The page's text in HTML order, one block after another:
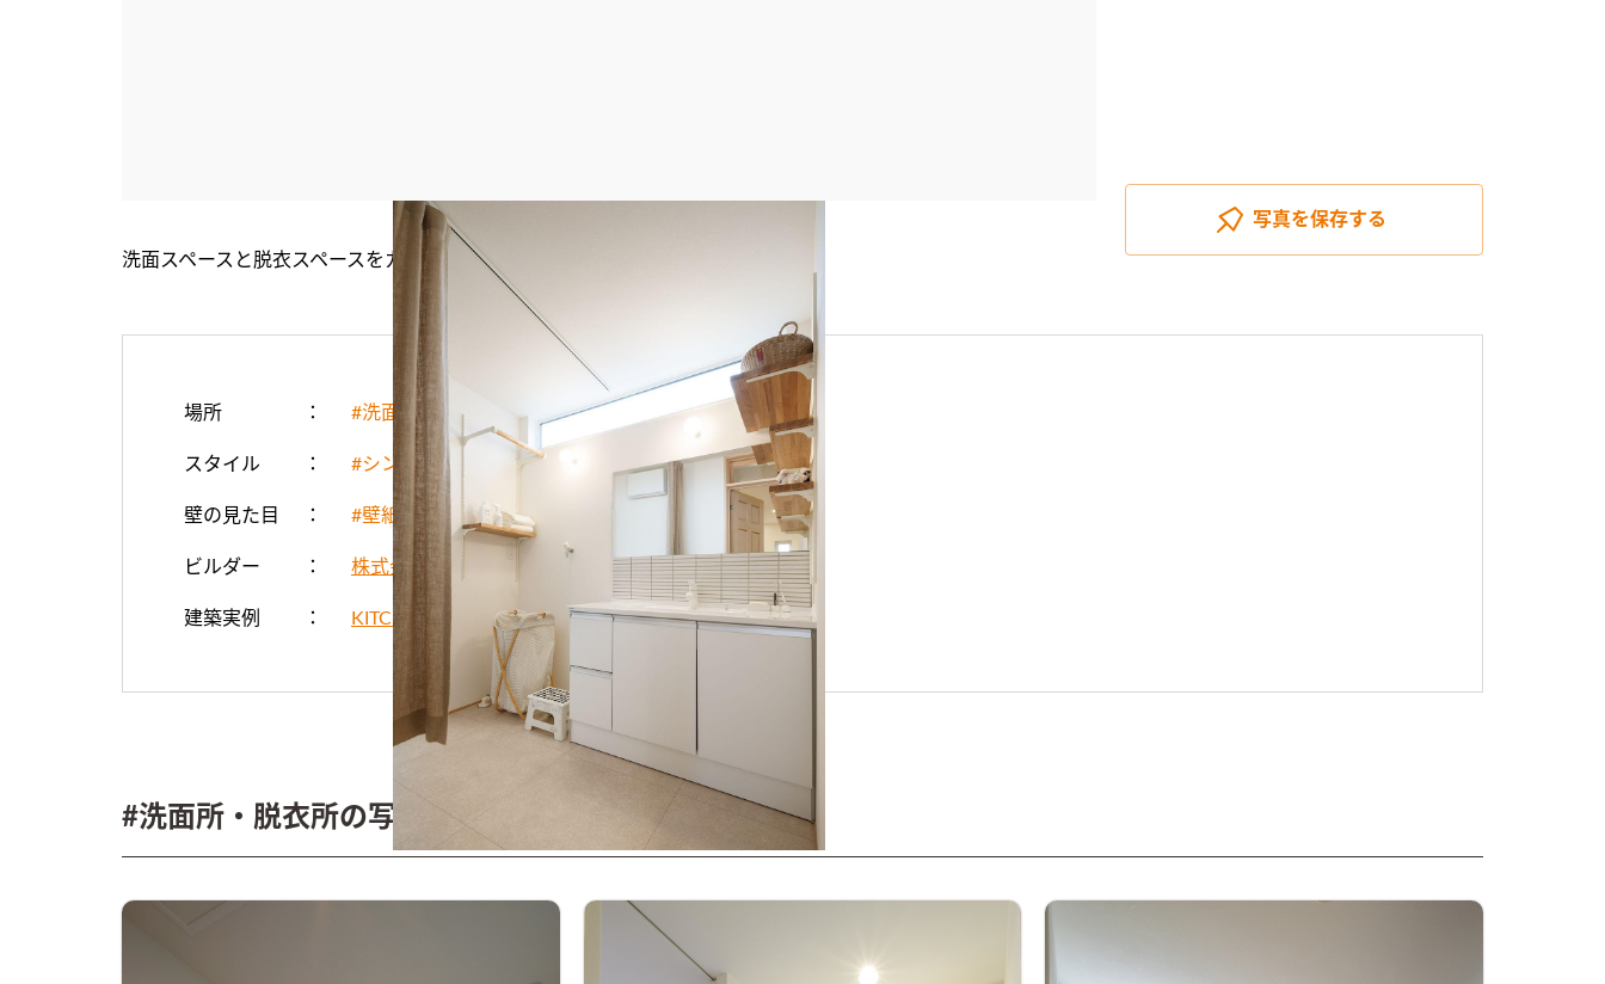
洗面スペースと脱衣スペースをカーテンで仕切るアイデア
写真を保存する
場所 #洗面所・脱衣所
スタイル #シンプル・ナチュラル
壁の見た目 #壁紙
ビルダー 株式会社全建
建築実例 KITCHEN STAGE
#洗面所・脱衣所の写真